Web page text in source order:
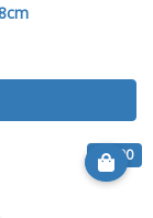
€ 6.90